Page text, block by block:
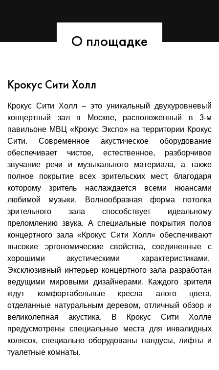
О площадке
Крокус Сити Холл
Крокус Сити Холл – это уникальный двухуровневый
концертный зал в Москве, расположенный в 3-м
павильоне МВЦ «Крокус Экспо» на территории Крокус
Сити. Современное акустическое оборудование
обеспечивает чистое, естественное, разборчивое
звучание речи и музыкального материала, а также
полное покрытие всех зрительских мест, благодаря
которому зритель наслаждается всеми нюансами
любимой музыки. Волнообразная форма потолка
зрительного зала способствует идеальному
преломлению звука. А специальные покрытия полов
концертного зала «Крокус Сити Холл» обеспечивают
высокие эргономические свойства, соединенные с
хорошими акустическими характеристиками.
Эксклюзивный интерьер концертного зала разработан
ведущими мировыми дизайнерами. Каждого зрителя
ждут комфортабельные кресла алого цвета,
отделанные натуральным деревом, отличный обзор и
великолепная акустика. В Крокус Сити Холле
предусмотрены специальные места для инвалидных
колясок, специально оборудованы пандусы, лифты и
туалетные комнаты.